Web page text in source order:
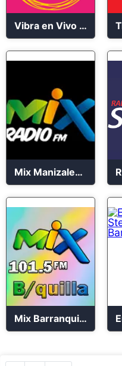
Vibra en Vivo 104.9 FM Bogotá
Mix Manizales 95.1 FM en Vivo
Mix Barranquilla en vivo 103.9 FM